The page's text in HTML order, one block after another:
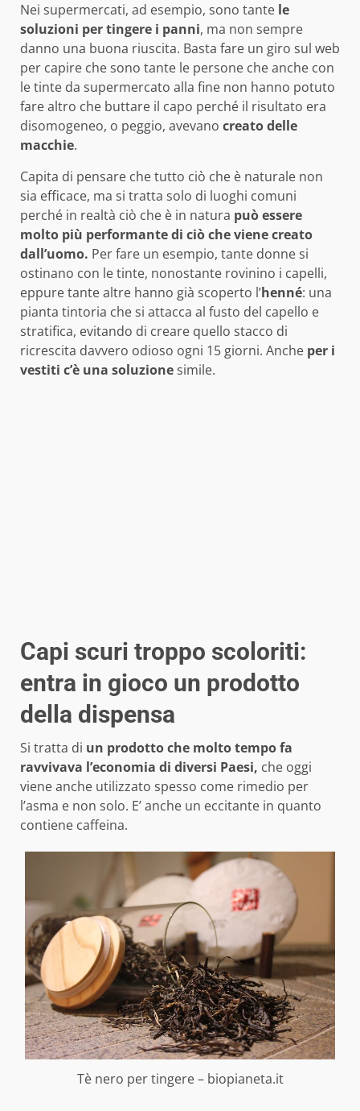
Nei supermercati, ad esempio, sono tante le
soluzioni per tingere i panni, ma non sempre
danno una buona riuscita. Basta fare un giro sul web
per capire che sono tante le persone che anche con
le tinte da supermercato alla fine non hanno potuto
fare altro che buttare il capo perché il risultato era
disomogeneo, o peggio, avevano creato delle
macchie.
Capita di pensare che tutto ciò che è naturale non
sia efficace, ma si tratta solo di luoghi comuni
perché in realtà ciò che è in natura può essere
molto più performante di ciò che viene creato
dall’uomo. Per fare un esempio, tante donne si
ostinano con le tinte, nonostante rovinino i capelli,
eppure tante altre hanno già scoperto l’henné: una
pianta tintoria che si attacca al fusto del capello e
stratifica, evitando di creare quello stacco di
ricrescita davvero odioso ogni 15 giorni. Anche per i
vestiti c’è una soluzionesimile.
Capi scuri troppo scoloriti:
entra in gioco un prodotto
della dispensa
Si tratta di un prodotto che molto tempo fa
ravvivava l’economia di diversi Paesi, che oggi
viene anche utilizzato spesso come rimedio per
l’asma e non solo. E’ anche un eccitante in quanto
contiene caffeina.
Tè nero per tingere – biopianeta.it